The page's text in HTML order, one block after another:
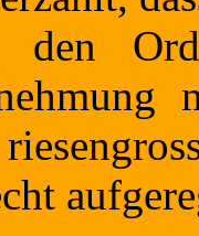
den